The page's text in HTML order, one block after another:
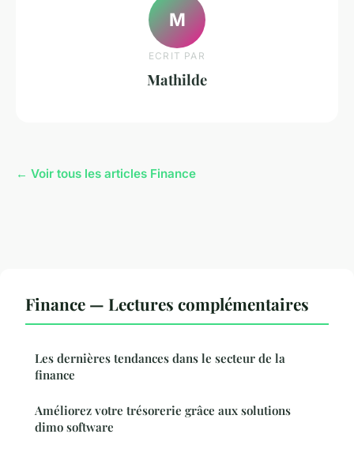
M
ECRIT PAR
Mathilde
← Voir tous les articles Finance
Finance — Lectures complémentaires
Les dernières tendances dans le secteur de la
finance
Améliorez votre trésorerie grâce aux solutions
dimo software